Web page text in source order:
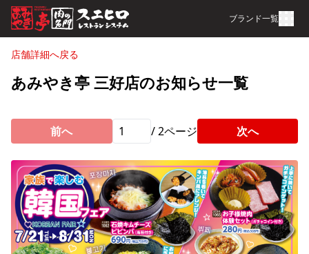
ブランド一覧
店舗詳細へ戻る
あみやき亭 三好店のお知らせ一覧
前へ /2ページ 次へ